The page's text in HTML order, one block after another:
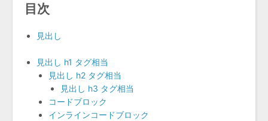
目次
見出し
見出し h1 タグ相当
見出し h2 タグ相当
見出し h3 タグ相当
コードブロック
インラインコードブロック